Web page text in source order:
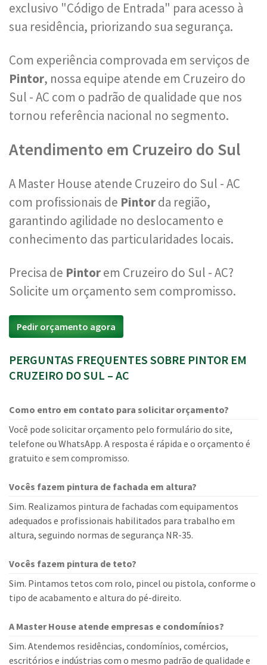
exclusivo "Código de Entrada" para acesso à
sua residência, priorizando sua segurança.
Com experiência comprovada em serviços de
Pintor, nossa equipe atende em Cruzeiro do
Sul - AC com o padrão de qualidade que nos
tornou referência nacional no segmento.
Atendimento em Cruzeiro do Sul
A Master House atende Cruzeiro do Sul - AC
com profissionais de Pintorda região,
garantindo agilidade no deslocamento e
conhecimento das particularidades locais.
Precisa de Pintorem Cruzeiro do Sul - AC?
Solicite um orçamento sem compromisso.
Pedir orçamento agora
PERGUNTAS FREQUENTES SOBRE PINTOR EM
CRUZEIRO DO SUL – AC
Como entro em contato para solicitar orçamento?
Você pode solicitar orçamento pelo formulário do site,
telefone ou WhatsApp. A resposta é rápida e o orçamento é
gratuito e sem compromisso.
Vocês fazem pintura de fachada em altura?
Sim. Realizamos pintura de fachadas com equipamentos
adequados e profissionais habilitados para trabalho em
altura, seguindo normas de segurança NR-35.
Vocês fazem pintura de teto?
Sim. Pintamos tetos com rolo, pincel ou pistola, conforme o
tipo de acabamento e altura do pé-direito.
A Master House atende empresas e condomínios?
Sim. Atendemos residências, condomínios, comércios,
escritórios e indústrias com o mesmo padrão de qualidade e